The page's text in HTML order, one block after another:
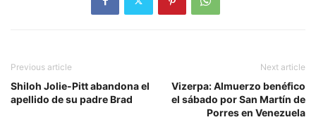
Previous article
Shiloh Jolie-Pitt abandona el
apellido de su padre Brad
Next article
Vizerpa: Almuerzo benéfico
el sábado por San Martín de
Porres en Venezuela